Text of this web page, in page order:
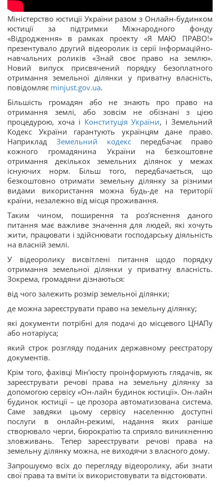
Міністерство юстиції України разом з Онлайн-будинком
юстиції за підтримки Міжнародного фонду
«Відродження» в рамках проекту «Я МАЮ ПРАВО!»
презентувало другий відеоролик із серії інформаційно-
навчальних роликів «Знай своє право на землю».
Новий випуск присвячений порядку безоплатного
отримання земельної ділянки у приватну власність,
повідомляє minjust.gov.ua.
Більшість громадян або не знають про право на
отримання землі, або зовсім не обізнані з цією
процедурою, хоча і Конституція України, і Земельний
Кодекс України гарантують українцям дане право.
Наприклад
Земельний кодекс передбачає право
кожного громадянина України на безкоштовне
отримання декількох земельних ділянок у межах
існуючих норм. Більш того, передбачається, що
безкоштовно отримати земельну ділянку за різними
видами використання можна будь-де на території
країни, незалежно від місця проживання.
Таким чином, поширення та роз’яснення даного
питання має важливе значення для людей, які хочуть
жити, працювати і здійснювати господарську діяльність
на власній землі.
У відеоролику висвітлені питання щодо порядку
отримання земельної ділянки у приватну власність.
Зокрема, громадяни дізнаються:
від чого залежить розмір земельної ділянки;
де можна зареєструвати право на земельну ділянку;
які документи потрібні для подачі до місцевого ЦНАПу
або нотаріуса;
який строк розгляду поданих державному реєстратору
документів.
Крім того, фахівці Мін’юсту проінформують глядачів, як
зареєструвати речові права на земельну ділянку за
допомогою сервісу «Он-лайн будинок юстиції». Он-лайн
будинок юстиції – це прозора автоматизована система.
Саме завдяки цьому сервісу населенню доступні
послуги в онлайн-режимі, надання яких раніше
створювало черги, бюрократію та сприяло виникненню
зловживань. Тепер зареєструвати речові права на
земельну ділянку можна, не виходячи з власного дому.
Запрошуємо всіх до перегляду відеоролику, аби знати
свої права та вміти їх використовувати та відстоювати.